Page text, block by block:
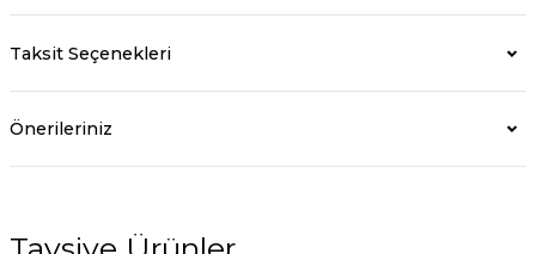
Taksit Seçenekleri
Önerileriniz